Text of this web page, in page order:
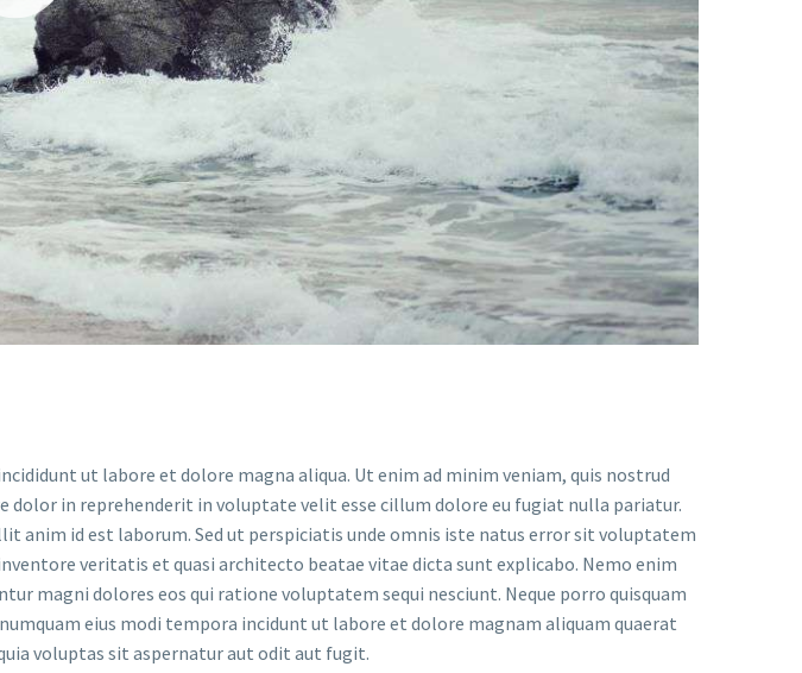
ut labore et dolore magna aliqua. Ut enim ad minim veniam, quis nostrud
dolor in reprehenderit in voluptate velit esse cillum dolore eu fugiat nulla pariatur.
anim id est laborum. Sed ut perspiciatis unde omnis iste natus error sit voluptatem
veritatis et quasi architecto beatae vitae dicta sunt explicabo. Nemo enim
magni dolores eos qui ratione voluptatem sequi nesciunt. Neque porro quisquam
eius modi tempora incidunt ut labore et dolore magnam aliquam quaerat
voluptas sit aspernatur aut odit aut fugit.